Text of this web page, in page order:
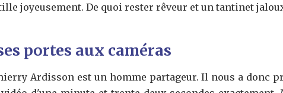
joyeusement. De quoi rester rêveur et un tantinet
portes aux caméras
Ardisson est un homme partageur. Il nous a donc